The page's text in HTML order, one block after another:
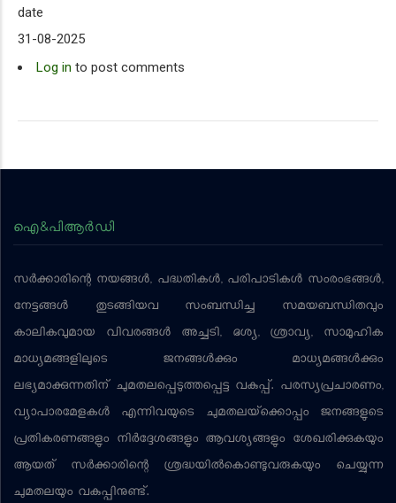
date
31-08-2025
Log in to post comments
ഐ&പിആര്‍ഡി
സര്‍ക്കാരിന്റെ നയങ്ങള്‍, പദ്ധതികള്‍, പരിപാടികള്‍ സംരംഭങ്ങള്‍,
നേട്ടങ്ങള്‍ തുടങ്ങിയവ സംബന്ധിച്ച സമയബന്ധിതവും
കാലികവുമായ വിവരങ്ങള്‍ അച്ചടി, ദൃശ്യ, ശ്രാവ്യ, സാമൂഹിക
മാധ്യമങ്ങളിലൂടെ ജനങ്ങള്‍ക്കും മാധ്യമങ്ങള്‍ക്കും
ലഭ്യമാക്കുന്നതിന് ചുമതലപ്പെടുത്തപ്പെട്ട വകുപ്പ്. പരസ്യപ്രചാരണം,
വ്യാപാരമേളകള്‍ എന്നിവയുടെ ചുമതലയ്‌ക്കൊപ്പം ജനങ്ങളുടെ
പ്രതികരണങ്ങളും നിര്‍ദ്ദേശങ്ങളും ആവശ്യങ്ങളും ശേഖരിക്കുകയും
ആയത് സര്‍ക്കാരിന്റെ ശ്രദ്ധയില്‍കൊണ്ടുവരുകയും ചെയ്യുന്ന
ചുമതലയും വകുപ്പിനുണ്ട്.